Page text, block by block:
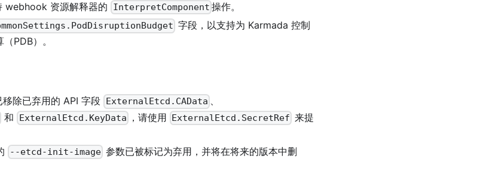
webhook 资源解释器的 InterpretComponent 操作。
字段，以支持为 Karmada 控制
PDB）。
移除已弃用的 API 字段 ExternalEtcd.CAData 、
和 ExternalEtcd.KeyData ，请使用 ExternalEtcd.SecretRef 来提
--etcd-init-image 参数已被标记为弃用，并将在将来的版本中删